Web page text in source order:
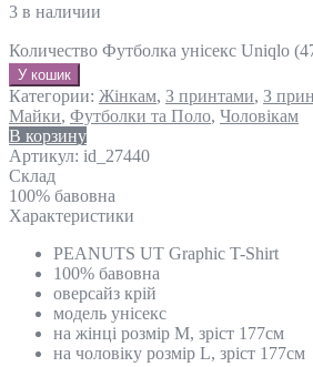
3 в наличии
Количество Футболка унісекс Uniqlo
У кошик
Категории: Жінкам, З принтами, З
Майки, Футболки та Поло, Чоловікам
В корзину
Артикул: id_27440
Склад
100% бавовна
Характеристики
PEANUTS UT Graphic T-Shirt
100% бавовна
оверсайз крій
модель унісекс
на жінці розмір М, зріст 177см
на чоловіку розмір L, зріст 177см